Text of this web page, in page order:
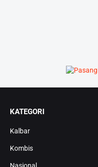
KATEGORI
Kalbar
Kombis
Nasional